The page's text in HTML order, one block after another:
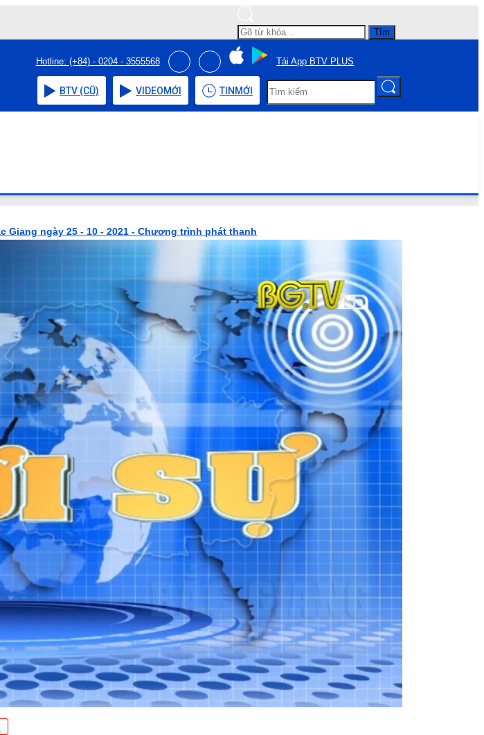
Tìm
Hotline: (+84) - 0204 - 3555568 Tải App BTV PLUS
BTV (CŨ) VIDEOMỚI TIN MỚI
Giang ngày 25 - 10 - 2021 - Chương trình phát thanh